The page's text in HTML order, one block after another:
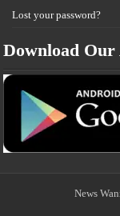
Lost your password?
Download Our
News